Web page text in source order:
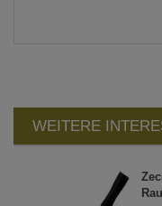
WEITERE